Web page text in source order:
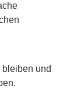
und